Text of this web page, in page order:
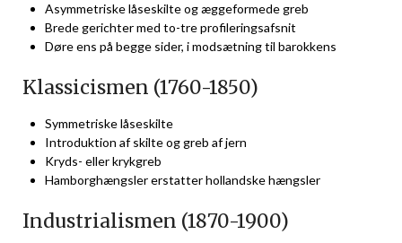
Asymmetriske låseskilte og æggeformede greb
Brede gerichter med to-tre profileringsafsnit
Døre ens på begge sider, i modsætning til barokkens
Klassicismen (1760-1850)
Symmetriske låseskilte
Introduktion af skilte og greb af jern
Kryds- eller krykgreb
Hamborghængsler erstatter hollandske hængsler
Industrialismen (1870-1900)